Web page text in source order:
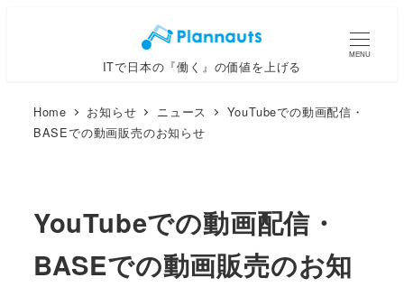
ITで日本の『働く』の価値を上げる
MENU
Home お知らせ ニュース
YouTubeでの動画配信・
BASEでの動画販売のお知らせ
YouTubeでの動画配信・
BASEでの動画販売のお知